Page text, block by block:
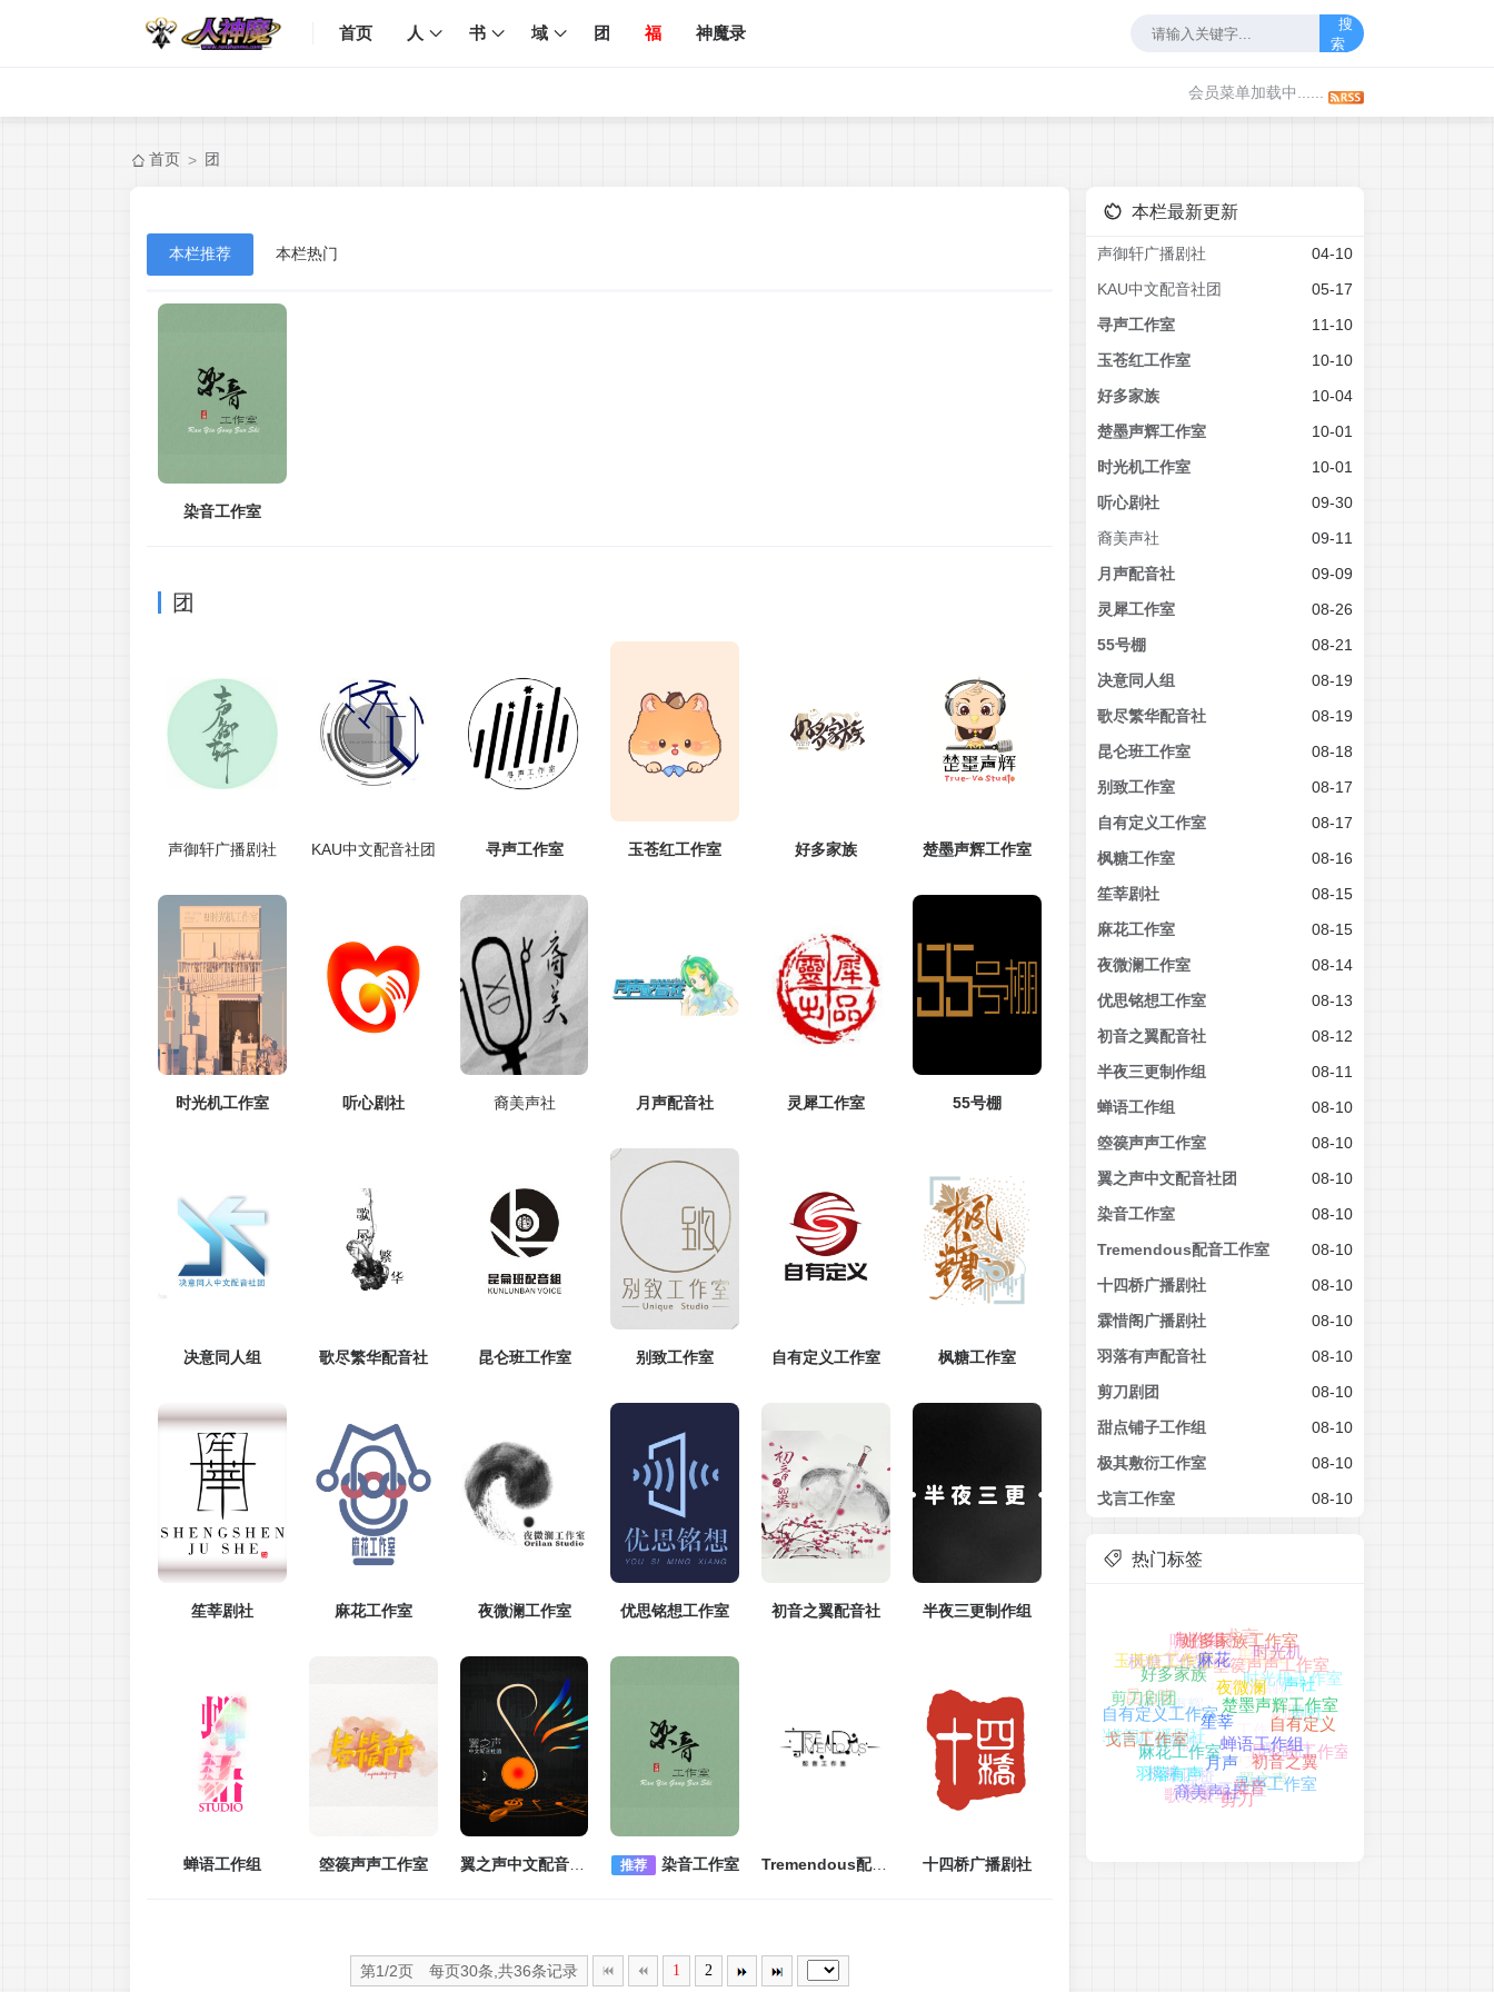
首页 人 书 域 团 福 神魔录
搜
索
会员菜单加载中......
首页 > 团
本栏推荐 本栏热门
染音工作室
团
声御轩广播剧社 KAU中文配音社团 寻声工作室 玉苍红工作室 好多家族 楚墨声辉工作室
时光机工作室 听心剧社 裔美声社 月声配音社 灵犀工作室 55号棚
决意同人组 歌尽繁华配音社 昆仑班工作室 别致工作室 自有定义工作室 枫糖工作室
笙莘剧社 麻花工作室 夜微澜工作室 优思铭想工作室 初音之翼配音社 半夜三更制作组
蝉语工作组 箜篌声声工作室 翼之声中文配音社团 推荐 染音工作室 Tremendous配音工作室 十四桥广播剧社
第1/2页 每页30条,共36条记录 1 2
本栏最新更新
04-10
声御轩广播剧社
05-17
KAU中文配音社团
11-10
寻声工作室
10-10
玉苍红工作室
10-04
好多家族
10-01
楚墨声辉工作室
10-01
时光机工作室
09-30
听心剧社
09-11
裔美声社
09-09
月声配音社
08-26
灵犀工作室
08-21
55号棚
08-19
决意同人组
08-19
歌尽繁华配音社
08-18
昆仑班工作室
08-17
别致工作室
08-17
自有定义工作室
08-16
枫糖工作室
08-15
笙莘剧社
08-15
麻花工作室
08-14
夜微澜工作室
08-13
优思铭想工作室
08-12
初音之翼配音社
08-11
半夜三更制作组
08-10
蝉语工作组
08-10
箜篌声声工作室
08-10
翼之声中文配音社团
08-10
染音工作室
08-10
Tremendous配音工作室
08-10
十四桥广播剧社
08-10
霖惜阁广播剧社
08-10
羽落有声配音社
08-10
剪刀剧团
08-10
甜点铺子工作组
08-10
极其敷衍工作室
08-10
戈言工作室
热门标签
工作室
中文
配音
工作组
社团广播剧社
剧团
配音社
翼之声
染音工作室
十四桥
优思铭想
楚墨声辉
寻声
优思铭想工作室
玉苍红
时光机工作室
剧社
昆仑班工作室
寻声工作室
剪刀
歌尽繁华
枫糖
霖惜阁广播剧社
昆仑班
枫糖工作室
听心剧社戈言
时光机
声社
自有定义
初音之翼
染音
裔美声社
羽落有声
戈言工作室
剪刀剧团
玉苍红工作室
制作组
好多家族工作室
箜篌声声工作室
楚墨声辉工作室
蝉语工作组
月声
麻花工作室
自有定义工作室
好多家族
麻花
夜微澜
笙莘